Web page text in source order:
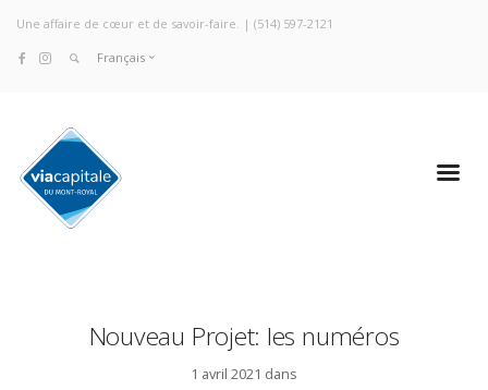
Une affaire de cœur et de savoir-faire. | (514) 597-2121
Français
Nouveau Projet: les numéros
1 avril 2021 dans